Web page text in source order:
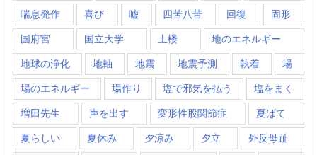
喘息発作 喜び 嘘 四苦八苦 回復 固形
国府宮 国立大学 土楼 地のエネルギー
地球の浄化 地軸 地震 地震予測 執着 場
場のエネルギー 場作り 塩で邪気を払う 塩をまく
増田先生 声を出す 変形性股関節症 夏ばて
夏らしい 夏休み 夕涼み 夕立 外反母趾